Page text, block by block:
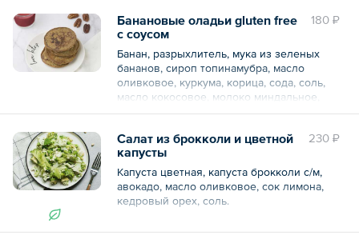
Общий вес – 280 г
В порции / упаковке:
Белки 12.24
Жиры 13.92
Углеводы 14.4
Общий вес – 240 г
180 ₽
Банановые оладьи gluten free
с соусом
Банан, разрыхлитель, мука из зеленых
бананов, сироп топинамубра, масло
оливковое, куркума, корица, сода, соль,
масло кокосовое, молоко миндальное,
крахмал тапиоки,клубника с/м, пектин,
В порции / упаковке:
Белки 3.63
Жиры 11
230 ₽
Салат из брокколи и цветной
капусты
Капуста цветная, капуста брокколи с/м,
авокадо, масло оливковое, сок лимона,
кедровый орех, соль.
В порции / упаковке: